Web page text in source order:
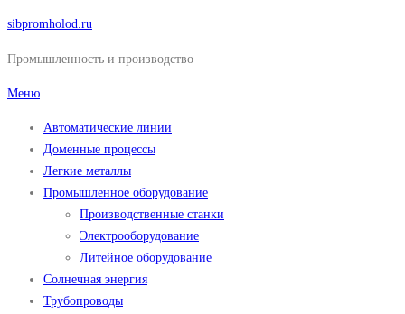
Перейти
содержимому
sibpromholod.ru
Промышленность и производство
Меню
Автоматические линии
Доменные процессы
Легкие металлы
Промышленное оборудование
Производственные станки
Электрооборудование
Литейное оборудование
Солнечная энергия
Трубопроводы